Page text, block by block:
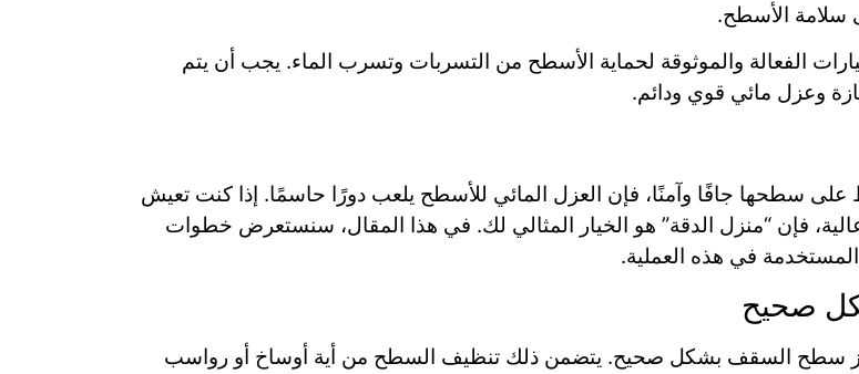
سلامة الأسطح.
الفعالة والموثوقة لحماية الأسطح من التسربات وتسرب الماء. يجب أن يتم
وعزل مائي قوي ودائم.
على سطحها جافًا وآمنًا، فإن العزل المائي للأسطح يلعب دورًا حاسمًا. إذا كنت تعيش
فإن “منزل الدقة” هو الخيار المثالي لك. في هذا المقال، سنستعرض خطوات
في هذه العملية.
صحيح
سطح السقف بشكل صحيح. يتضمن ذلك تنظيف السطح من أية أوساخ أو رواسب